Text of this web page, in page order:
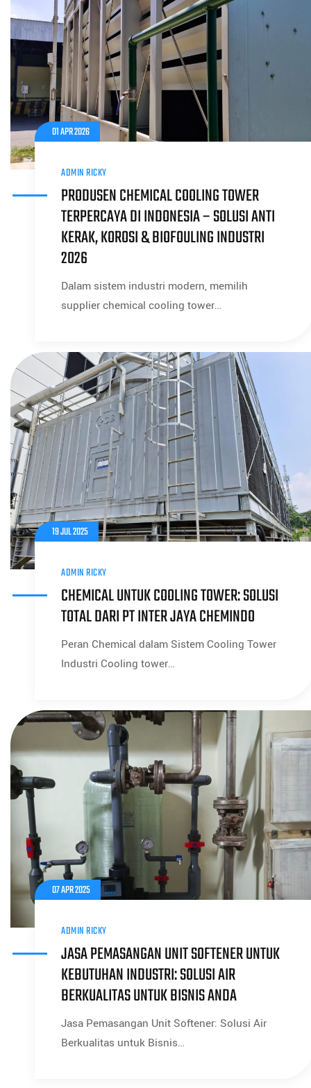
01 APR 2026
ADMIN RICKY
PRODUSEN CHEMICAL COOLING TOWER
TERPERCAYA DI INDONESIA – SOLUSI ANTI
KERAK, KOROSI & BIOFOULING INDUSTRI
2026
Dalam sistem industri modern, memilih
supplier chemical cooling tower…
19 JUL 2025
ADMIN RICKY
CHEMICAL UNTUK COOLING TOWER: SOLUSI
TOTAL DARI PT INTER JAYA CHEMINDO
Peran Chemical dalam Sistem Cooling Tower
Industri Cooling tower…
07 APR 2025
ADMIN RICKY
JASA PEMASANGAN UNIT SOFTENER UNTUK
KEBUTUHAN INDUSTRI: SOLUSI AIR
BERKUALITAS UNTUK BISNIS ANDA
Jasa Pemasangan Unit Softener: Solusi Air
Berkualitas untuk Bisnis…